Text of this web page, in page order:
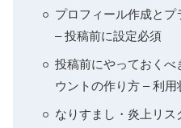
プロフィール作成とプ
– 投稿前に設定必須
投稿前にやっておくべ
ウントの作り方 – 利
なりすまし・炎上リ